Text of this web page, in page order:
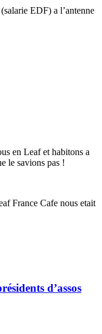
EDF) a l’antenne
en Leaf et habitons a
le savions pas !
France Cafe nous etait
d’assos